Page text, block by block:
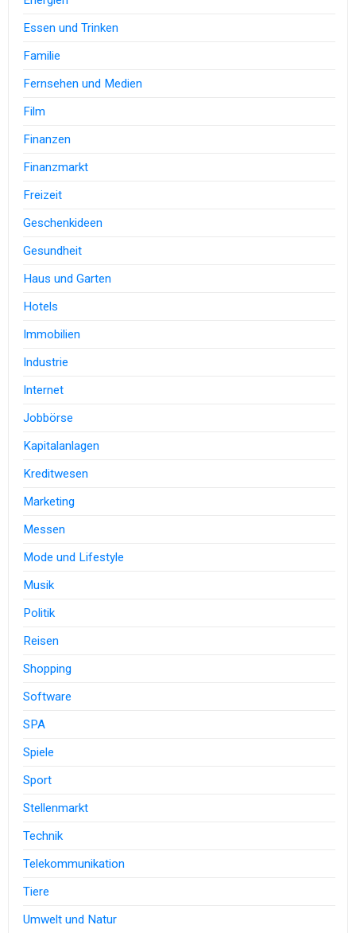
Essen und Trinken
Familie
Fernsehen und Medien
Film
Finanzen
Finanzmarkt
Freizeit
Geschenkideen
Gesundheit
Haus und Garten
Hotels
Immobilien
Industrie
Internet
Jobbörse
Kapitalanlagen
Kreditwesen
Marketing
Messen
Mode und Lifestyle
Musik
Politik
Reisen
Shopping
Software
SPA
Spiele
Sport
Stellenmarkt
Technik
Telekommunikation
Tiere
Umwelt und Natur